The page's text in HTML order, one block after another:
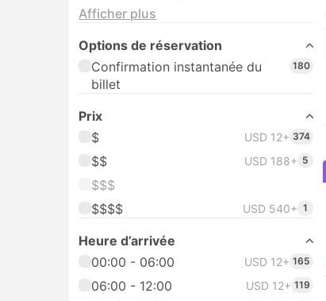
Afficher plus
Options de réservation
Confirmation instantanée du
billet
180
Prix
$
USD 12+ 374
$$ USD 188+ 5
$$$
$$$$
USD 540+ 1
Heure d’arrivée
00:00 - 06:00
USD 12+ 165
06:00 - 12:00 USD 12+ 119